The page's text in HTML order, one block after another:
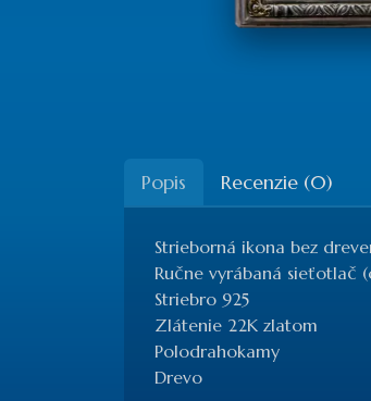
Popis Recenzie (0)
Strieborná ikona bez
Ručne vyrábaná sieťotlač
Striebro 925
Zlátenie 22K zlatom
Polodrahokamy
Drevo